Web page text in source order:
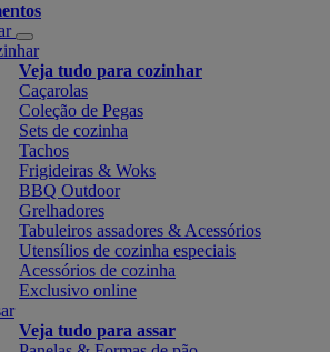
Veja tudo para cozinhar
Caçarolas
Coleção de Pegas
Sets de cozinha
Tachos
Frigideiras & Woks
BBQ Outdoor
Grelhadores
Tabuleiros assadores & Acessórios
Utensílios de cozinha especiais
Acessórios de cozinha
Exclusivo online
Veja tudo para assar